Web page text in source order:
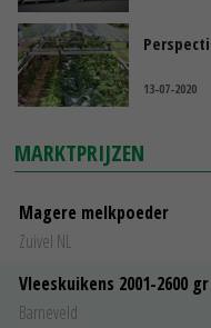
13-07-2020
MARKTPRIJZEN
Magere melkpoeder
Zuivel NL
Vleeskuikens 2001-2600 gr
Barneveld